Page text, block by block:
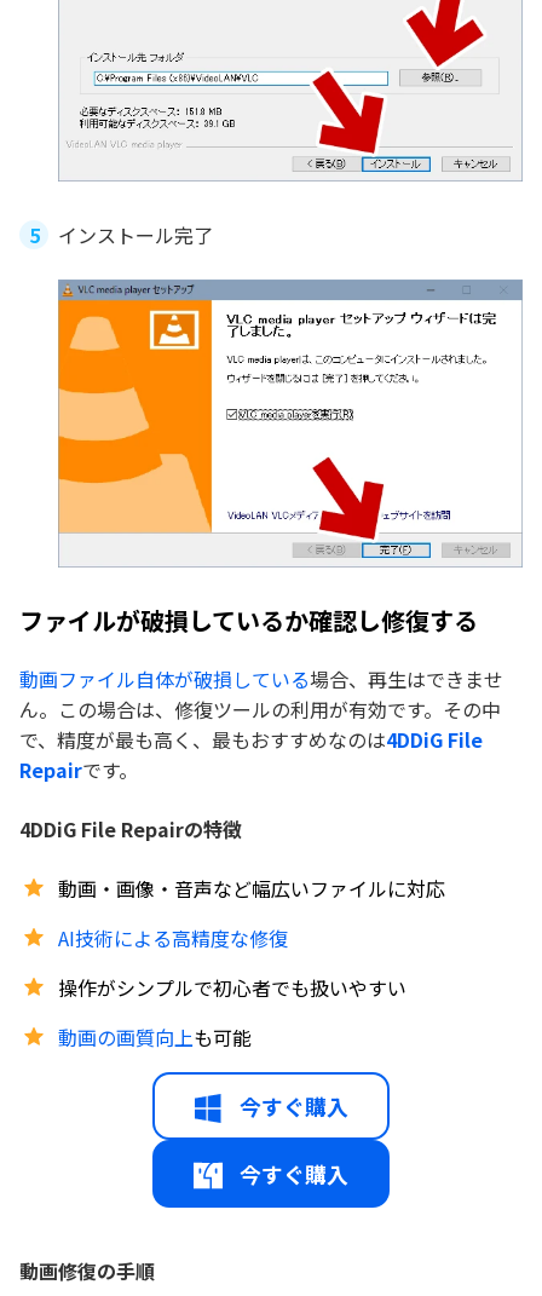
インストール完了
ファイルが破損しているか確認し修復する
動画ファイル自体が破損している場合、再生はできませ
ん。この場合は、修復ツールの利用が有効です。その中
で、精度が最も高く、最もおすすめなのは4DDiG File
Repairです。
4DDiG File Repairの特徴
動画・画像・音声など幅広いファイルに対応
AI技術による高精度な修復
操作がシンプルで初心者でも扱いやすい
動画の画質向上も可能
今すぐ購入
今すぐ購入
動画修復の手順